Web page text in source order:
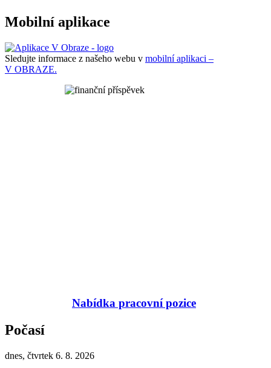
Mobilní aplikace
Sledujte informace z našeho webu v mobilní aplikaci –
V OBRAZE.
Nabídka pracovní pozice
Počasí
dnes, čtvrtek 6. 8. 2026